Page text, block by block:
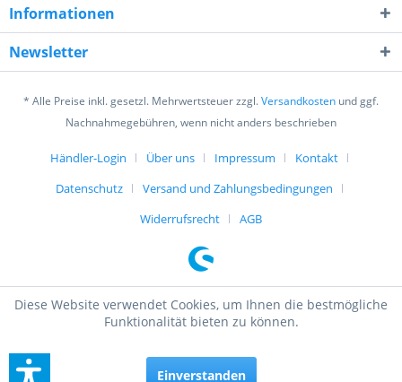
Mit * gekennzeichnete Felder sind Pflichtfelder.
Informationen
Newsletter
* Alle Preise inkl. gesetzl. Mehrwertsteuer zzgl.Versandkosten und ggf.
Nachnahmegebühren, wenn nicht anders beschrieben
Händler-Login Über uns Impressum
Kontakt
Datenschutz
Versand und Zahlungsbedingungen
Widerrufsrecht
AGB
Diese Website verwendet Cookies, um Ihnen die bestmögliche
Funktionalität bieten zu können.
Einverstanden